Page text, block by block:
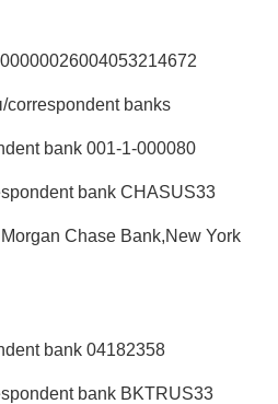
correspondent banks
bank 001-1-000080
bank CHASUS33
Chase Bank,New York
bank 04182358
bank BKTRUS33